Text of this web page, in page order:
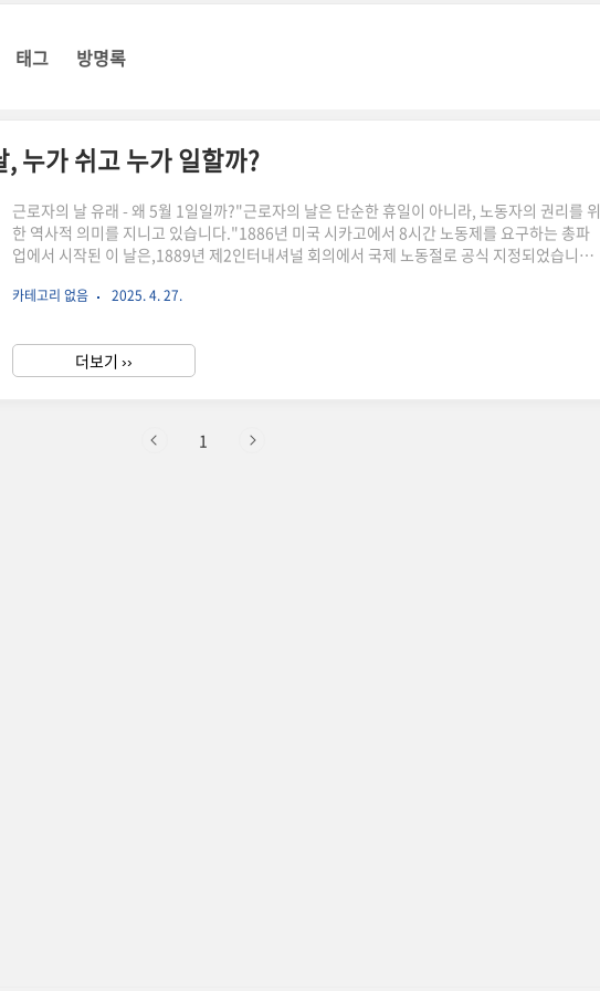
태그 방명록
누가 쉬고 누가 일할까?
근로자의 날 유래 - 왜 5월 1일일까?"근로자의 날은 단순한 휴일이 아니라, 노동자의 권리를 위
한 역사적 의미를 지니고 있습니다."1886년 미국 시카고에서 8시간 노동제를 요구하는 총파
업에서 시작된 이 날은,1889년 제2인터내셔널 회의에서 국제 노동절로 공식 지정되었습니다.
이미지를 피하기 위해 '노동' 대신 '근로'라는 표현을 사용했습니다.역사를 아는 것만으로도 이
화2025년 5월 1일은 목요일입니다.공식적으로는 법정공휴일이 아니지만, 근로자에게는 유급
휴일로 인정되어야 합니다.관공서, 학교는 정상 운영되지만,..
카테고리 없음 2025. 4. 27.
더보기 ››
1